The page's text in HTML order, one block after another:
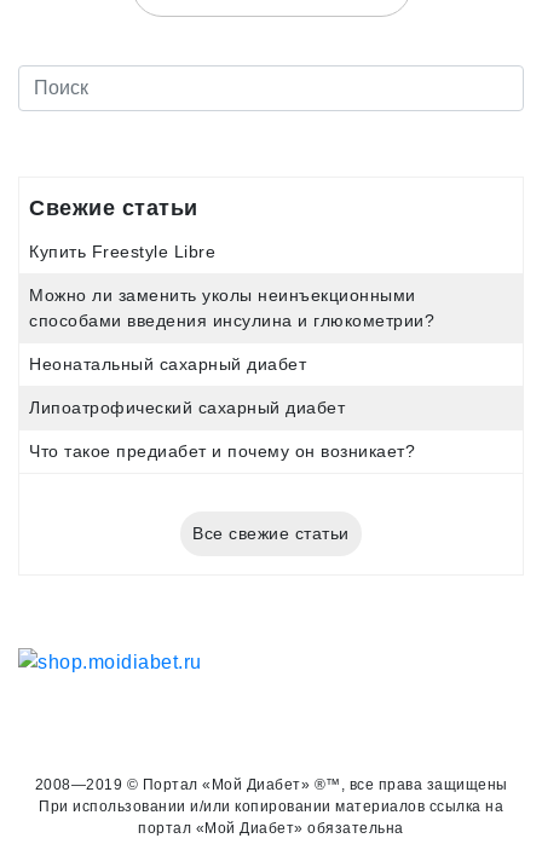
Свежие статьи
Купить Freestyle Libre
Можно ли заменить уколы неинъекционными
способами введения инсулина и глюкометрии?
Неонатальный сахарный диабет
Липоатрофический сахарный диабет
Что такое предиабет и почему он возникает?
Все свежие статьи
2008—2019 © Портал «Мой Диабет» ®™, все права защищены
При использовании и/или копировании материалов ссылка на
портал «Мой Диабет» обязательна